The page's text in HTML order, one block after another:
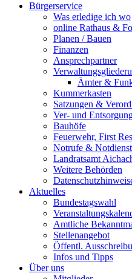
Bürgerservice
Was erledige ich wo
online Rathaus &
Planen / Bauen
Finanzen
Ansprechpartner
Ämter &
Kummerkasten
Satzungen &
Ver- und
Bauhöfe
Feuerwehr, First
Notrufe &
Landratsamt
Weitere Behörden
Aktuelles
Bundestagswahl
Amtliche
Stellenangebot
Öffentl.
Infos und Tipps
Über uns